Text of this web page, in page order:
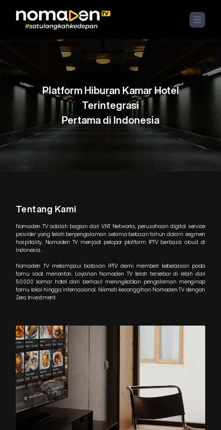
Platform Hiburan Kamar Hotel
Terintegrasi
Pertama di Indonesia
Tentang Kami
Nomaden TV adalah bagian dari VNT Networks, perusahaan digital
hospitality. Nomaden TV menjadi pelopor platform IPTV berbasis
Indonesia.
Nomaden TV melampaui batasan IPTV demi memberi kebebasan
Zero Investment.